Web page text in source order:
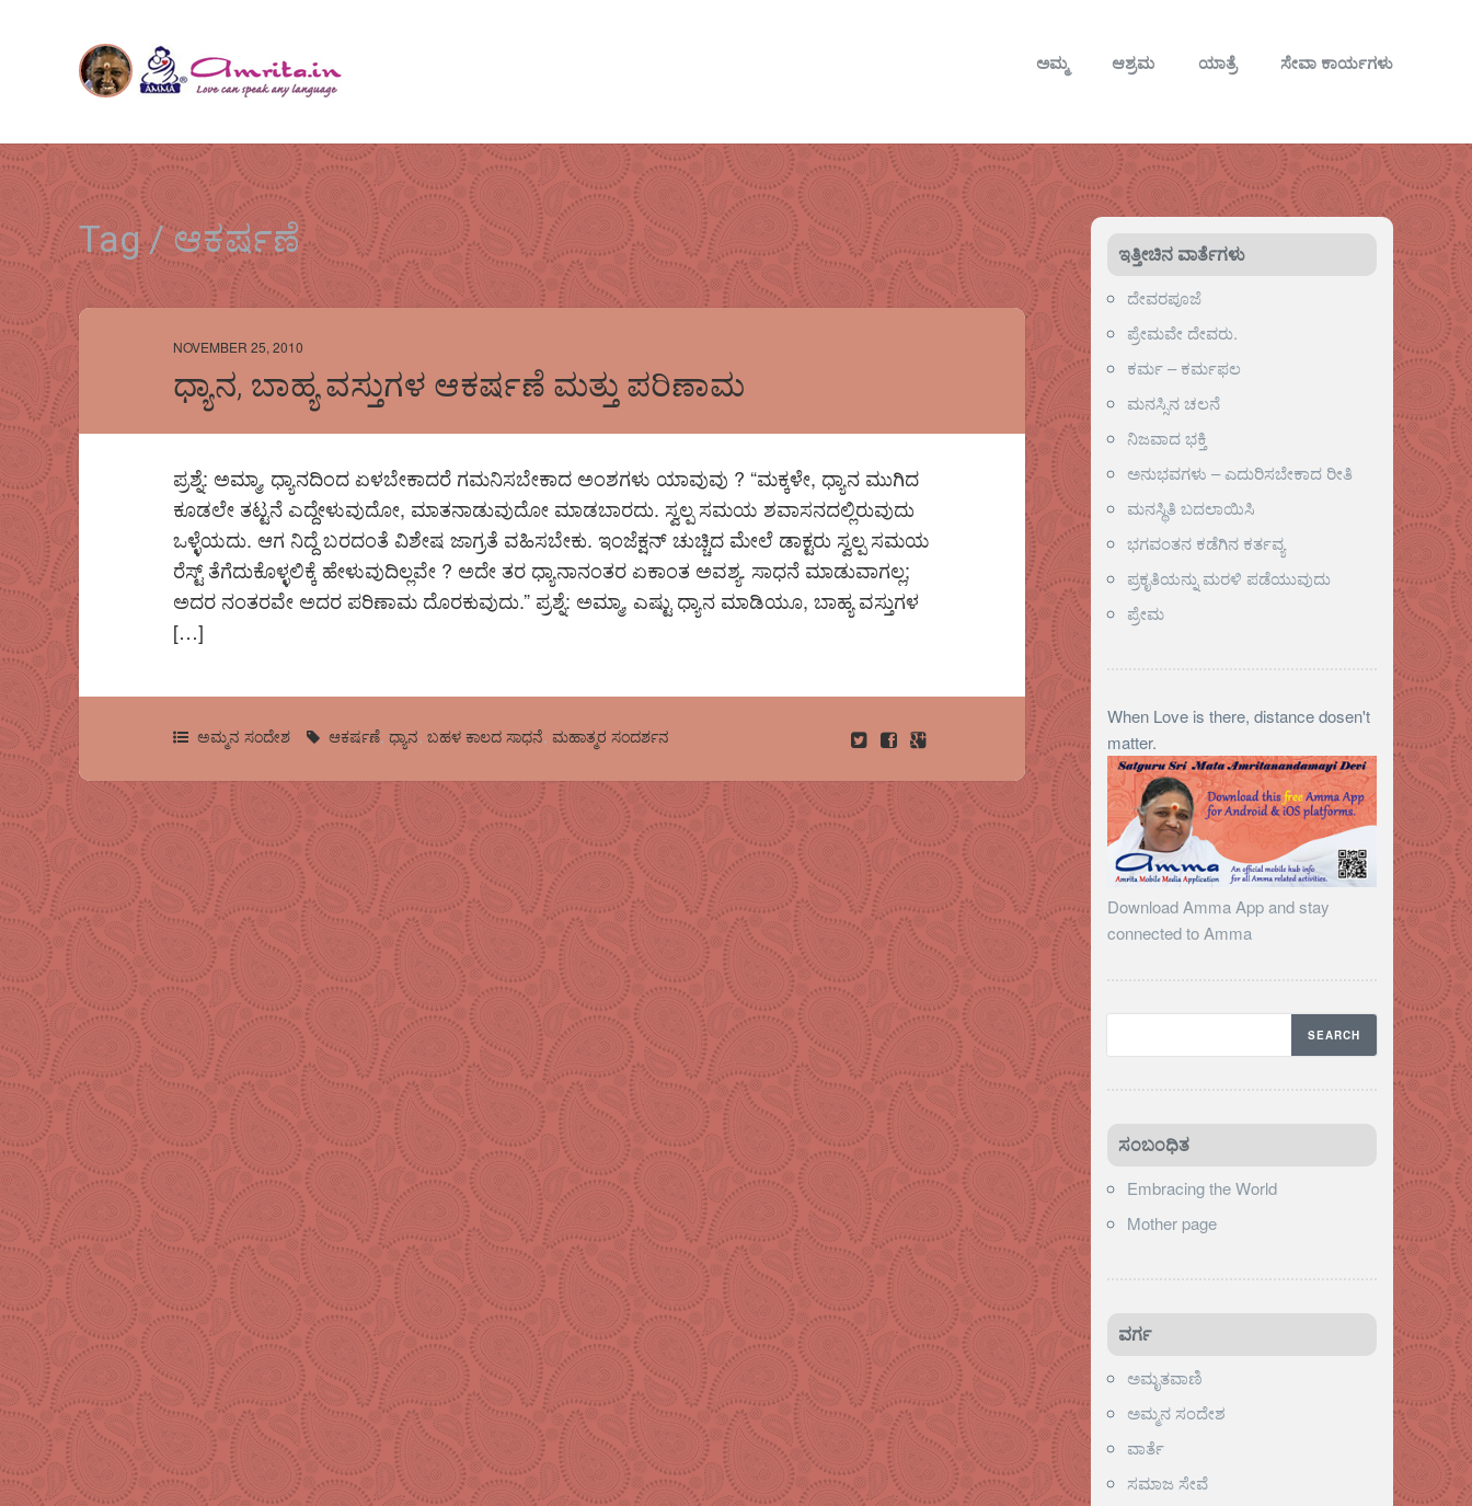
ಅಮ್ಮ ಆಶ್ರಮ ಯಾತ್ರೆ ಸೇವಾ ಕಾರ್ಯಗಳು
Tag / ಆಕರ್ಷಣೆ
NOVEMBER 25, 2010
ಧ್ಯಾನ, ಬಾಹ್ಯ ವಸ್ತುಗಳ ಆಕರ್ಷಣೆ ಮತ್ತು ಪರಿಣಾಮ
ಪ್ರಶ್ನೆ: ಅಮ್ಮಾ, ಧ್ಯಾನದಿಂದ ಏಳಬೇಕಾದರೆ ಗಮನಿಸಬೇಕಾದ ಅಂಶಗಳು ಯಾವುವು ? “ಮಕ್ಕಳೇ, ಧ್ಯಾನ ಮುಗಿದ
ಕೂಡಲೇ ತಟ್ಟನೆ ಎದ್ದೇಳುವುದೋ, ಮಾತನಾಡುವುದೋ ಮಾಡಬಾರದು. ಸ್ವಲ್ಪ ಸಮಯ ಶವಾಸನದಲ್ಲಿರುವುದು
ಒಳ್ಳೆಯದು. ಆಗ ನಿದ್ದೆ ಬರದಂತೆ ವಿಶೇಷ ಜಾಗ್ರತೆ ವಹಿಸಬೇಕು. ಇಂಜೆಕ್ಷನ್ ಚುಚ್ಚಿದ ಮೇಲೆ ಡಾಕ್ಟರು ಸ್ವಲ್ಪ ಸಮಯ
ರೆಸ್ಟ್ ತೆಗೆದುಕೊಳ್ಳಲಿಕ್ಕೆ ಹೇಳುವುದಿಲ್ಲವೇ ? ಅದೇ ತರ ಧ್ಯಾನಾನಂತರ ಏಕಾಂತ ಅವಶ್ಯ. ಸಾಧನೆ ಮಾಡುವಾಗಲ್ಲ;
ಅದರ ನಂತರವೇ ಅದರ ಪರಿಣಾಮ ದೊರಕುವುದು.” ಪ್ರಶ್ನೆ: ಅಮ್ಮಾ, ಎಷ್ಟು ಧ್ಯಾನ ಮಾಡಿಯೂ, ಬಾಹ್ಯ ವಸ್ತುಗಳ
[…]
ಅಮ್ಮನ ಸಂದೇಶ ಆಕರ್ಷಣೆ,ಧ್ಯಾನ,ಬಹಳ ಕಾಲದ ಸಾಧನೆ,ಮಹಾತ್ಮರ ಸಂದರ್ಶನ
ಇತ್ತೀಚಿನ ವಾರ್ತೆಗಳು
ದೇವರಪೂಜೆ
ಪ್ರೇಮವೇ ದೇವರು.
ಕರ್ಮ – ಕರ್ಮಫಲ
ಮನಸ್ಸಿನ ಚಲನೆ
ನಿಜವಾದ ಭಕ್ತಿ
ಅನುಭವಗಳು – ಎದುರಿಸಬೇಕಾದ ರೀತಿ
ಮನಸ್ಥಿತಿ ಬದಲಾಯಿಸಿ
ಭಗವಂತನ ಕಡೆಗಿನ ಕರ್ತವ್ಯ
ಪ್ರಕೃತಿಯನ್ನು ಮರಳಿ ಪಡೆಯುವುದು
ಪ್ರೇಮ
When Love is there, distance dosen't
matter.
Download Amma App and stay
connected to Amma
ಸಂಬಂಧಿತ
Embracing the World
Mother page
ವರ್ಗ
ಅಮೃತವಾಣಿ
ಅಮ್ಮನ ಸಂದೇಶ
ವಾರ್ತೆ
ಸಮಾಜ ಸೇವೆ